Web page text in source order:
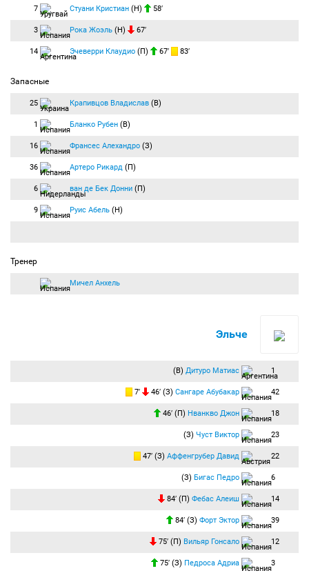
7 Стуани Кристиан (Н) 58′
3 Рока Жоэль (Н) 67′
14 Эчеверри Клаудио (П) 67′ 83′
Запасные
25 Крапивцов Владислав (В)
1 Бланко Рубен (В)
16 Франсес Алехандро (З)
36 Артеро Рикард (П)
6 ван де Бек Донни (П)
9 Руис Абель (Н)
Тренер
Мичел Анхель
Эльче
(В) Дитуро Матиас 1
7′ 46′ (З) Сангаре Абубакар 42
46′ (П) Нванкво Джон 18
(З) Чуст Виктор 23
47′ (З) Аффенгрубер Давид 22
(З) Бигас Педро 6
84′ (П) Фебас Алеиш 14
84′ (З) Форт Эктор 39
75′ (П) Вильяр Гонсало 12
75′ (З) Педроса Адриа 3